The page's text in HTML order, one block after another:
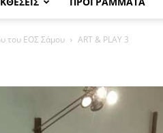
του ΕΟΣ Σάμου ART & PLAY 3